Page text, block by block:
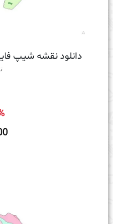
دانلود نقشه شیپ